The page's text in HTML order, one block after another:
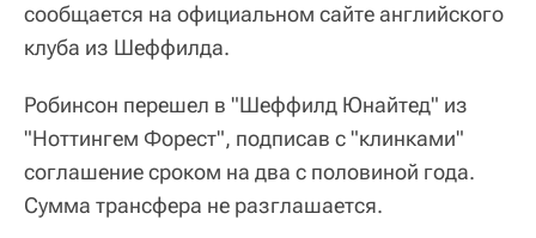
сообщается на официальном сайте английского
клуба из Шеффилда.
Робинсон перешел в "Шеффилд Юнайтед" из
"Ноттингем Форест", подписав с "клинками"
соглашение сроком на два с половиной года.
Сумма трансфера не разглашается.